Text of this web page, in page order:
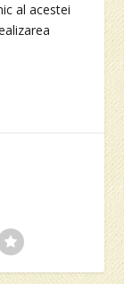
al acestei